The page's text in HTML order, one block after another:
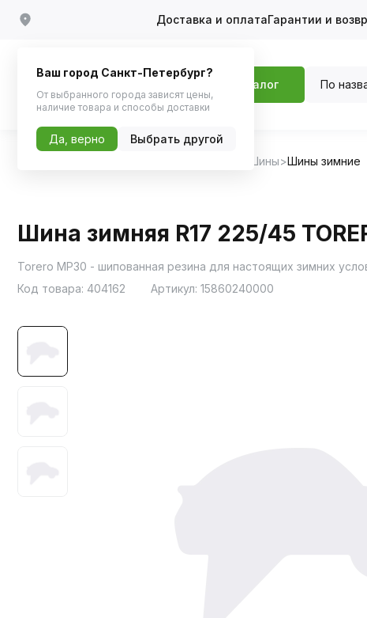
Доставка и оплатаГарантии и
Каталог По
Шины Шины зимние
Шина зимняя R17 225/45
Код товара: 404162 Артикул: 15860240000
Ваш город Санкт-Петербург?
От выбранного города зависят цены,
наличие товара и способы доставки
Да, верно Выбрать другой